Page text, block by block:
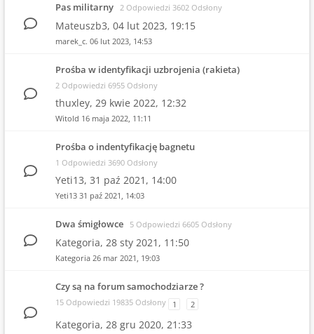
Pas militarny 2 Odpowiedzi 3602 Odsłony
Mateuszb3, 04 lut 2023, 19:15
marek_c. 06 lut 2023, 14:53
Prośba w identyfikacji uzbrojenia (rakieta)
2 Odpowiedzi 6955 Odsłony
thuxley, 29 kwie 2022, 12:32
Witold 16 maja 2022, 11:11
Prośba o indentyfikację bagnetu
1 Odpowiedzi 3690 Odsłony
Yeti13, 31 paź 2021, 14:00
Yeti13 31 paź 2021, 14:03
Dwa śmigłowce 5 Odpowiedzi 6605 Odsłony
Kategoria, 28 sty 2021, 11:50
Kategoria 26 mar 2021, 19:03
Czy są na forum samochodziarze ?
15 Odpowiedzi 19835 Odsłony 1 2
Kategoria, 28 gru 2020, 21:33